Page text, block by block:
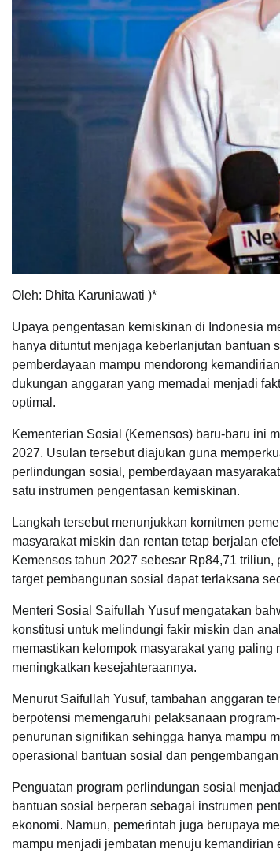
Oleh: Dhita Karuniawati )*
Upaya pengentasan kemiskinan di Indonesia
hanya dituntut menjaga keberlanjutan bantuan
pemberdayaan mampu mendorong
dukungan anggaran yang memadai menjadi
optimal.
Kementerian Sosial (Kemensos) baru-baru ini
2027. Usulan tersebut diajukan guna
perlindungan sosial, pemberdayaan
satu instrumen pengentasan kemiskinan.
Langkah tersebut menunjukkan komitmen
masyarakat miskin dan rentan tetap berjalan
Kemensos tahun 2027 sebesar Rp84,71
target pembangunan sosial dapat terlaksana
Menteri Sosial Saifullah Yusuf mengatakan
konstitusi untuk melindungi fakir miskin dan
memastikan kelompok masyarakat yang
meningkatkan kesejahteraannya.
Menurut Saifullah Yusuf, tambahan anggaran
berpotensi memengaruhi pelaksanaan
penurunan signifikan sehingga hanya mampu
operasional bantuan sosial dan
Penguatan program perlindungan sosial
bantuan sosial berperan sebagai instrumen
ekonomi. Namun, pemerintah juga berupaya
mampu menjadi jembatan menuju kemandirian